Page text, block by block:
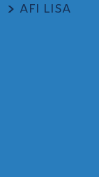
AFI LISA